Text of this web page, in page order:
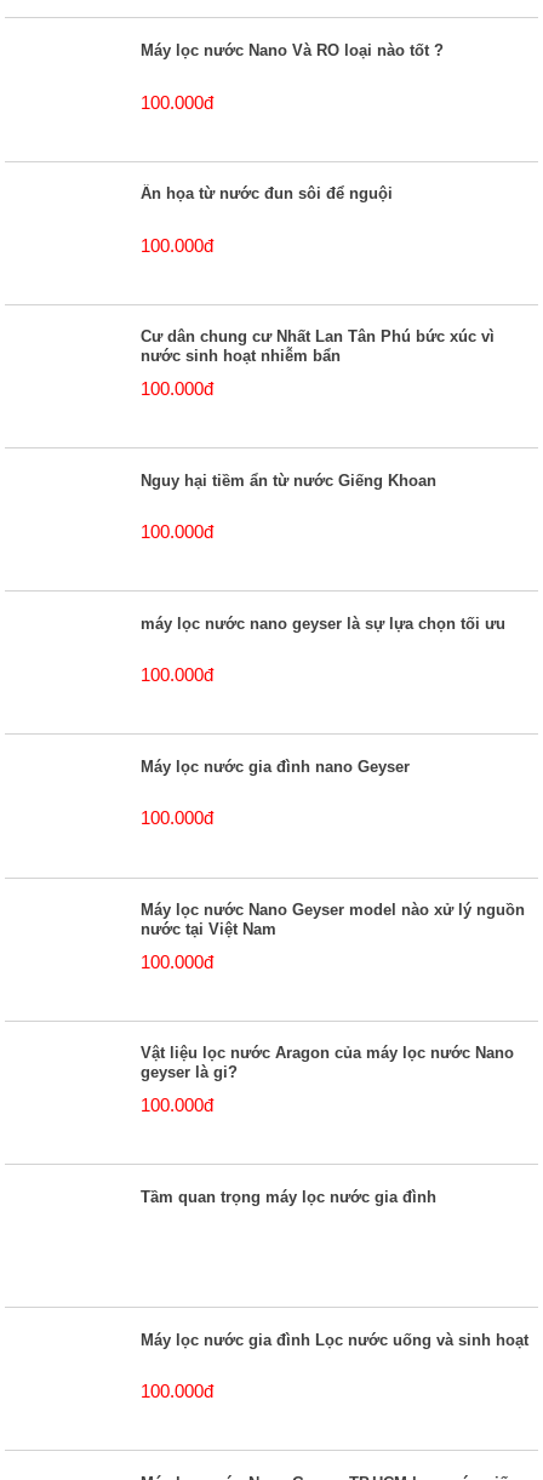
Máy lọc nước Nano Và RO loại nào tốt ?
100.000đ
Ẩn họa từ nước đun sôi để nguội
100.000đ
Cư dân chung cư Nhất Lan Tân Phú bức xúc vì
nước sinh hoạt nhiễm bẩn
100.000đ
Nguy hại tiềm ẩn từ nước Giếng Khoan
100.000đ
máy lọc nước nano geyser là sự lựa chọn tối ưu
100.000đ
Máy lọc nước gia đình nano Geyser
100.000đ
Máy lọc nước Nano Geyser model nào xử lý nguồn
nước tại Việt Nam
100.000đ
Vật liệu lọc nước Aragon của máy lọc nước Nano
geyser là gi?
100.000đ
Tầm quan trọng máy lọc nước gia đình
Máy lọc nước gia đình Lọc nước uống và sinh hoạt
100.000đ